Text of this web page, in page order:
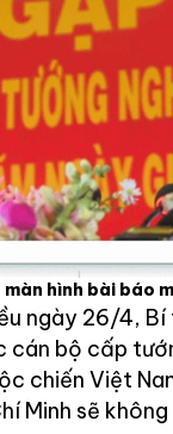
màn hình bài báo
ngày 26/4, Bí
cán bộ cấp
chiến Việt
Minh sẽ